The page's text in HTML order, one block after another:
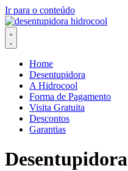
Ir para o conteúdo
Home
Desentupidora
A Hidrocool
Forma de Pagamento
Visita Gratuita
Descontos
Garantias